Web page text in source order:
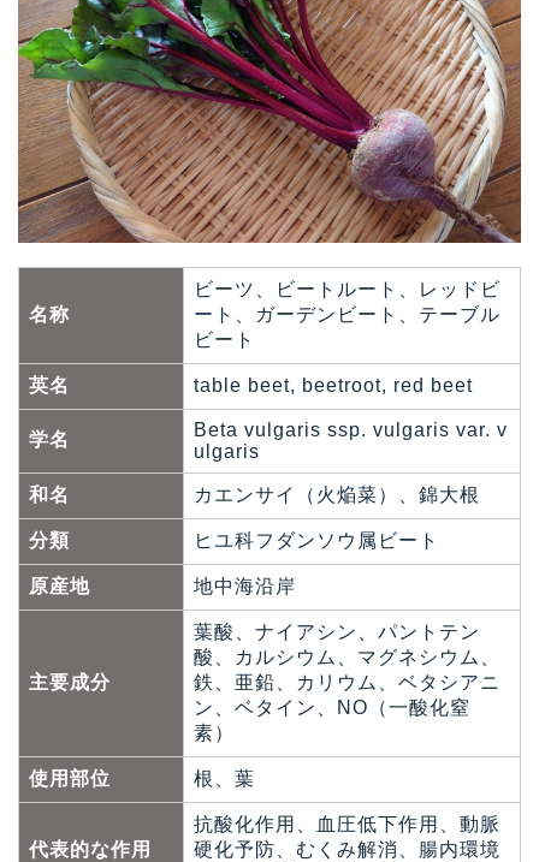
名称
ビーツ、ビートルート、レッドビ
ート、ガーデンビート、テーブル
ビート
英名 table beet, beetroot, red beet
学名
Beta vulgaris ssp. vulgaris var. v
ulgaris
和名 カエンサイ（火焔菜）、錦大根
分類 ヒユ科フダンソウ属ビート
原産地 地中海沿岸
主要成分
葉酸、ナイアシン、パントテン
酸、カルシウム、マグネシウム、
鉄、亜鉛、カリウム、ベタシアニ
ン、ベタイン、NO（一酸化窒
素）
使用部位 根、葉
代表的な作用
抗酸化作用、血圧低下作用、動脈
硬化予防、むくみ解消、腸内環境